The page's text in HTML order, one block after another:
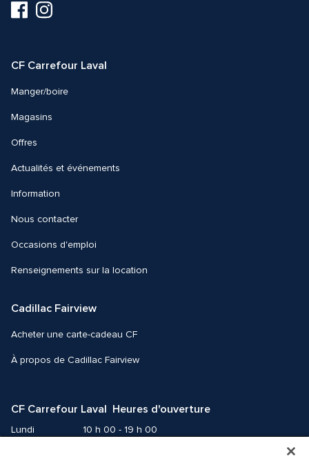
Visitez-
nous
Visitez-
nous
CF Carrefour Laval
Manger/boire
Magasins
Offres
Actualités et événements
Information
Nous contacter
Occasions d'emploi
Renseignements sur la location
Cadillac Fairview
Acheter une carte-cadeau CF
À propos de Cadillac Fairview
CF Carrefour Laval  Heures d'ouverture
Lundi
10 h 00 - 19 h 00